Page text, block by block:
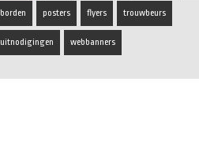
borden posters flyers trouwbeurs
uitnodigingen webbanners